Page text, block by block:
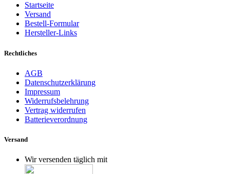
Startseite
Versand
Bestell-Formular
Hersteller-Links
Rechtliches
AGB
Datenschutzerklärung
Impressum
Widerrufsbelehrung
Vertrag widerrufen
Batterieverordnung
Versand
Wir versenden täglich mit